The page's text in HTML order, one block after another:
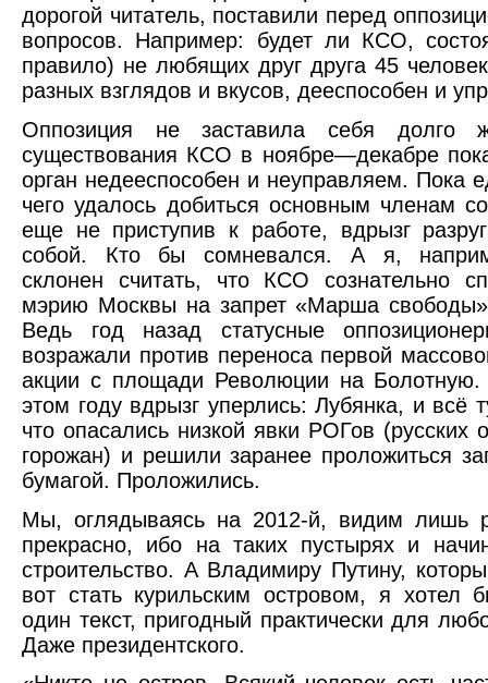
дорогой читатель, поставили перед
вопросов. Например: будет ли КСО,
правило) не любящих друг друга 45
разных взглядов и вкусов, дееспособен и
Оппозиция не заставила себя долго
существования КСО в ноябре—декабре
орган недееспособен и неуправляем. Пока
чего удалось добиться основным членам
еще не приступив к работе, вдрызг
собой. Кто бы сомневался. А я,
склонен считать, что КСО сознательно
мэрию Москвы на запрет «Марша
Ведь год назад статусные
возражали против переноса первой
акции с площади Революции на
этом году вдрызг уперлись: Лубянка, и всё
что опасались низкой явки РОГов (русских
горожан) и решили заранее проложиться
бумагой. Проложились.
Мы, оглядываясь на 2012-й, видим лишь
прекрасно, ибо на таких пустырях и
строительство. А Владимиру Путину,
вот стать курильским островом, я хотел
один текст, пригодный практически для
Даже президентского.